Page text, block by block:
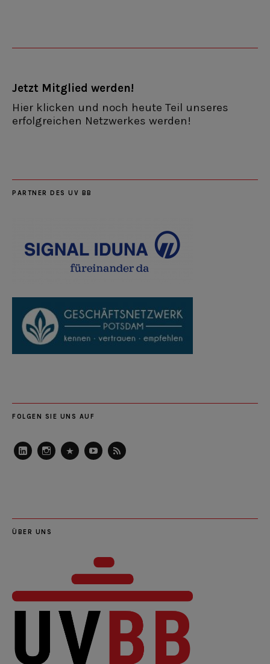
Jetzt Mitglied werden!
Hier klicken und noch heute Teil unseres
erfolgreichen Netzwerkes werden!
PARTNER DES UV BB
FOLGEN SIE UNS AUF
ÜBER UNS